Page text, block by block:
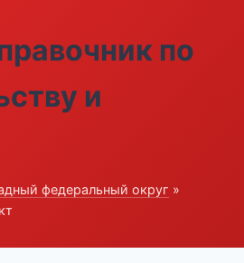
по
и
федеральный округ »